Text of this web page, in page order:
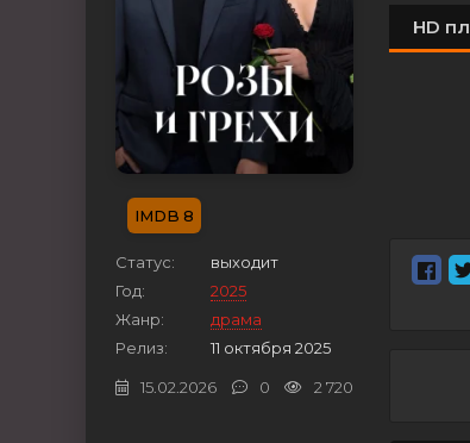
8
Статус:
выходит
Год:
2025
Жанр:
драма
Релиз:
11 октября 2025
2 720
0
15.02.2026
HD